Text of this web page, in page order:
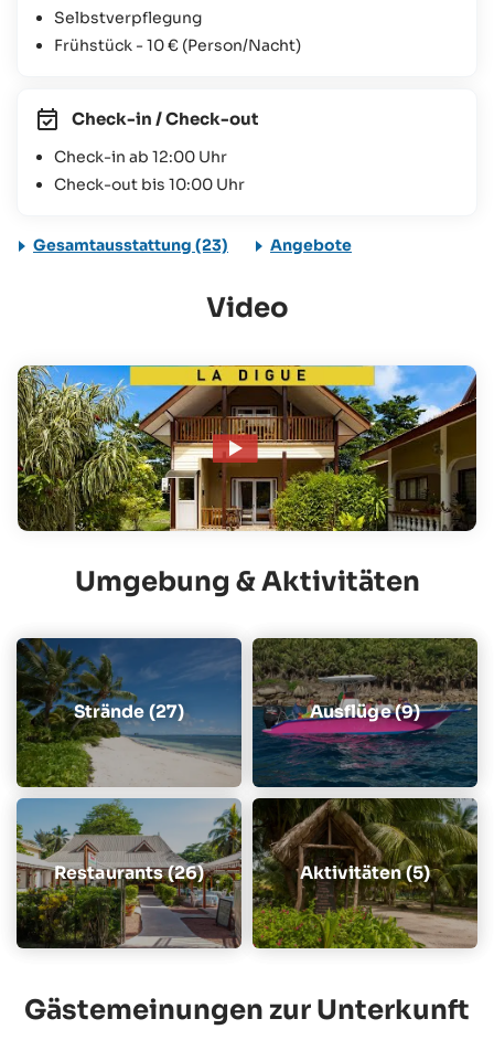
Selbstverpflegung
Frühstück - 10 € (Person/Nacht)
Check-in / Check-out
Check-in ab 12:00 Uhr
Check-out bis 10:00 Uhr
Gesamtausstattung (23) Angebote
Video
Umgebung & Aktivitäten
Strände (27) Ausflüge (9)
Restaurants (26) Aktivitäten (5)
Gästemeinungen zur Unterkunft